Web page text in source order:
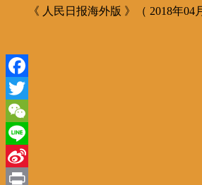
《 人民日报海外版 》（ 2018年04
Facebook
Twitter
WeChat
Line
Sina